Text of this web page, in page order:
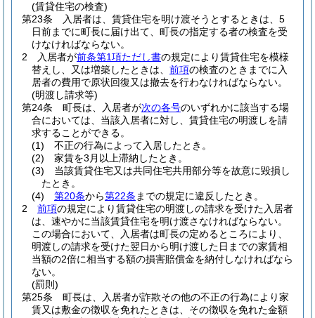
(賃貸住宅の検査)
第23条
入居者は、賃貸住宅を明け渡そうとするときは、5
日前までに町長に届け出て、町長の指定する者の検査を受
けなければならない。
2
入居者が前条第1項ただし書の規定により賃貸住宅を模様
替えし、又は増築したときは、 前項の検査のときまでに入
居者の費用で原状回復又は撤去を行わなければならない。
(明渡し請求等)
第24条
町長は、入居者が次の各号のいずれかに該当する場
合においては、当該入居者に対し、賃貸住宅の明渡しを請
求することができる。
(1)
不正の行為によって入居したとき。
(2)
家賃を3月以上滞納したとき。
(3)
当該賃貸住宅又は共同住宅共用部分等を故意に毀損し
たとき。
(4)
第20条から第22条 までの規定に違反したとき。
2
前項の規定により賃貸住宅の明渡しの請求を受けた入居者
は、速やかに当該賃貸住宅を明け渡さなければならない。
この場合において、入居者は町長の定めるところにより、
明渡しの請求を受けた翌日から明け渡した日までの家賃相
当額の2倍に相当する額の損害賠償金を納付しなければなら
ない。
(罰則)
第25条
町長は、入居者が詐欺その他の不正の行為により家
賃又は敷金の徴収を免れたときは、その徴収を免れた金額